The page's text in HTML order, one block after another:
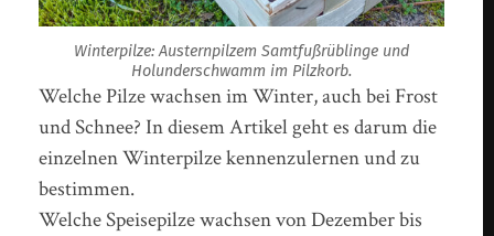
Winterpilze: Austernpilzem Samtfußrüblinge und
Holunderschwamm im Pilzkorb.
Welche Pilze wachsen im Winter, auch bei Frost
und Schnee? In diesem Artikel geht es darum die
einzelnen Winterpilze kennenzulernen und zu
bestimmen.
Welche Speisepilze wachsen von Dezember bis